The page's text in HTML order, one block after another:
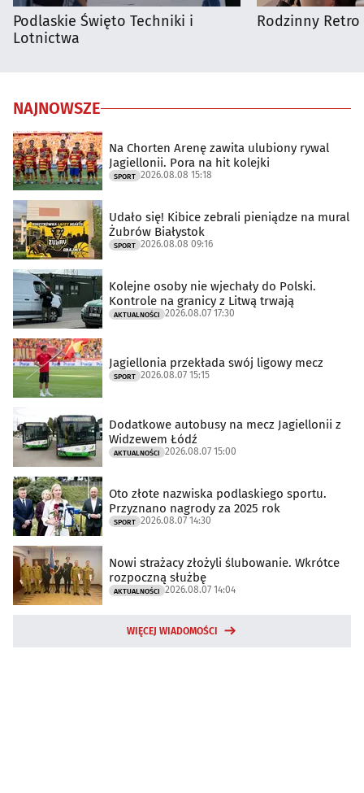
Podlaskie Święto Techniki i
Lotnictwa
Rodzinny Retro
NAJNOWSZE
Na Chorten Arenę zawita ulubiony rywal
Jagiellonii. Pora na hit kolejki
SPORT 2026.08.08 15:18
Udało się! Kibice zebrali pieniądze na mural
Żubrów Białystok
SPORT 2026.08.08 09:16
Kolejne osoby nie wjechały do Polski.
Kontrole na granicy z Litwą trwają
AKTUALNOŚCI 2026.08.07 17:30
Jagiellonia przekłada swój ligowy mecz
SPORT 2026.08.07 15:15
Dodatkowe autobusy na mecz Jagiellonii z
Widzewem Łódź
AKTUALNOŚCI 2026.08.07 15:00
Oto złote nazwiska podlaskiego sportu.
Przyznano nagrody za 2025 rok
SPORT 2026.08.07 14:30
Nowi strażacy złożyli ślubowanie. Wkrótce
rozpoczną służbę
AKTUALNOŚCI 2026.08.07 14:04
WIĘCEJ WIADOMOŚCI